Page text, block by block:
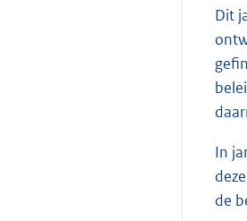
Dit
In
de